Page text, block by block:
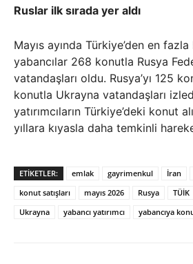
Ruslar ilk sırada yer aldı
Mayıs ayında Türkiye’den en
yabancılar 268 konutla Rusya
vatandaşları oldu. Rusya’yı 125
konutla Ukrayna vatandaşları
yatırımcıların Türkiye’deki konut
yıllara kıyasla daha temkinli
ETIKETLER: emlak gayrimenkul İran
konut satışları
mayıs 2026 Rusya TÜİK
Ukrayna
yabancı yatırımcı yabancıya